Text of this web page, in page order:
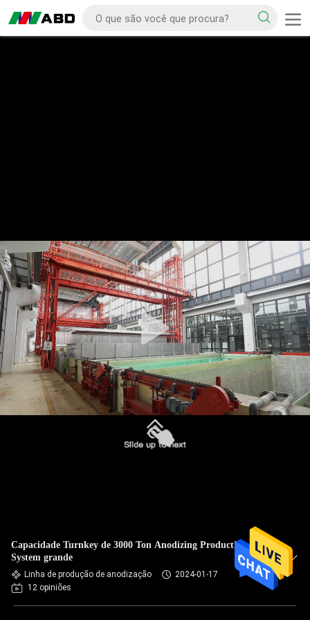
Capacidade Turnkey de 3000 Ton Anodizing Production Line
System grande
Linha de produção de anodização
2024-01-17
12 opiniões